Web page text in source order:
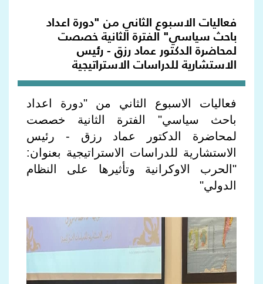
فعاليات الاسبوع الثاني من "دورة اعداد
باحث سياسي" الفترة الثانية خصصت
لمحاضرة الدكتور عماد رزق - رئيس
الاستشارية للدراسات الاستراتيجية
فعاليات الاسبوع الثاني من "دورة اعداد
باحث سياسي" الفترة الثانية خصصت
لمحاضرة الدكتور عماد رزق - رئيس
الاستشارية للدراسات الاستراتيجية بعنوان:
"الحرب الاوكرانية وتأثيرها على النظام
الدولي"​